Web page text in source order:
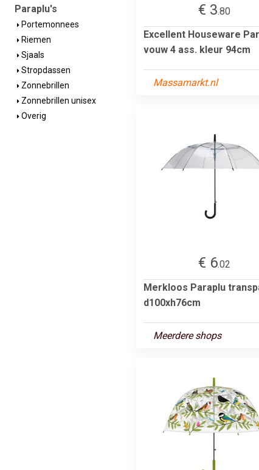
Paraplu's
Portemonnees
Riemen
Sjaals
Stropdassen
Zonnebrillen
Zonnebrillen unisex
Overig
€ 3.80
Excellent Houseware
vouw 4 ass. kleur 94cm
Massamarkt.nl
€ 6.02
Merkloos Paraplu
d100xh76cm
Meerdere shops